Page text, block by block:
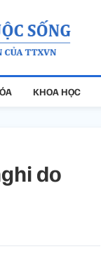
KHOA HỌC
do